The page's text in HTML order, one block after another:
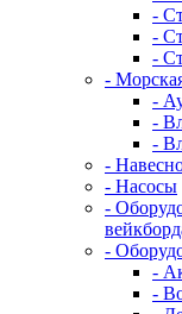
-
-
-
-
-
-
-
-
- Насосы
-
-
-
-